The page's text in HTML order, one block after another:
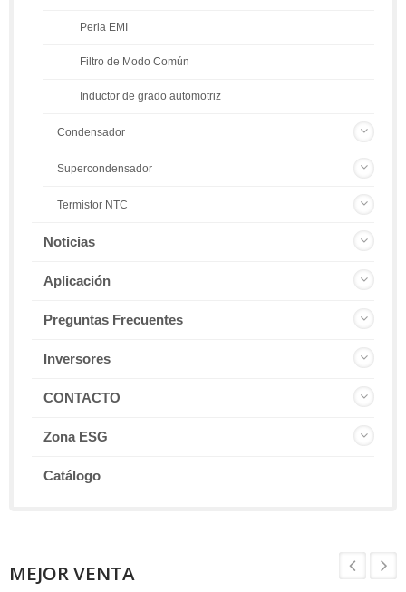
Perla EMI
Filtro de Modo Común
Inductor de grado automotriz
Condensador
Supercondensador
Termistor NTC
Noticias
Aplicación
Preguntas Frecuentes
Inversores
CONTACTO
Zona ESG
Catálogo
MEJOR VENTA